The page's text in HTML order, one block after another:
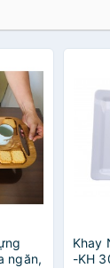
ngăn,
Khay
-KH